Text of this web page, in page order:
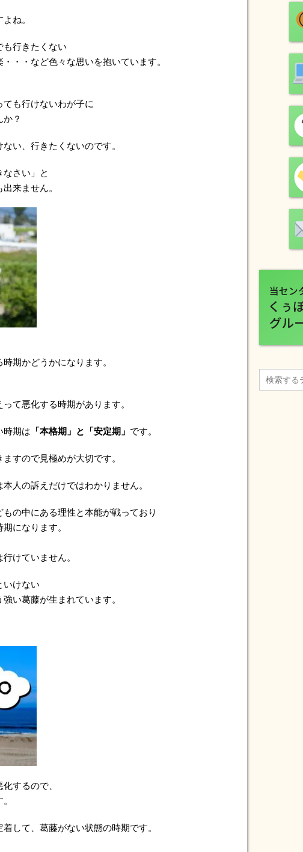
ね。
も行きたくない
・・など色々な思いを抱いています。
も行けないわが子に
？
い、行きたくないのです。
さい」と
来ません。
期かどうかになります。
て悪化する時期があります。
時期は 「本格期」と「安定期」 です。
すので見極めが大切です。
人の訴えだけではわかりません。
もの中にある理性と本能が戦っており
になります。
けていません。
いけない
い葛藤が生まれています。
するので、
着して、葛藤がない状態の時期です。